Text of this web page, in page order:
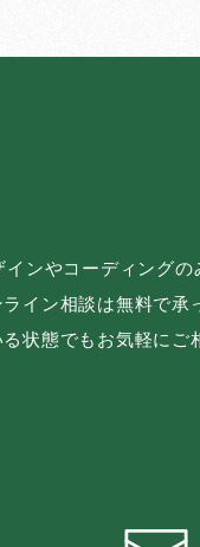
ンやコーディング
イン相談は無料で承
状態でもお気軽にご